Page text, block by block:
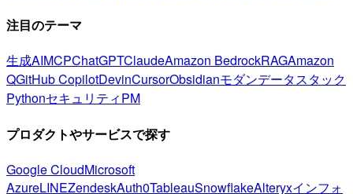
注目のテーマ
生成AIMCPChatGPTClaudeAmazon BedrockRAGAmazon
QGitHub CopilotDevinCursorObsidianモダンデータスタック
PythonセキュリティPM
プロダクトやサービスで探す
Google CloudMicrosoft
AzureLINEZendeskAuth0TableauSnowflakeAlteryxインフォ